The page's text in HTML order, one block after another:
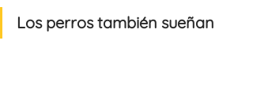
Los perros también sueñan